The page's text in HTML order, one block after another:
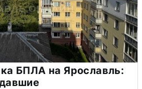
БПЛА на Ярославль: